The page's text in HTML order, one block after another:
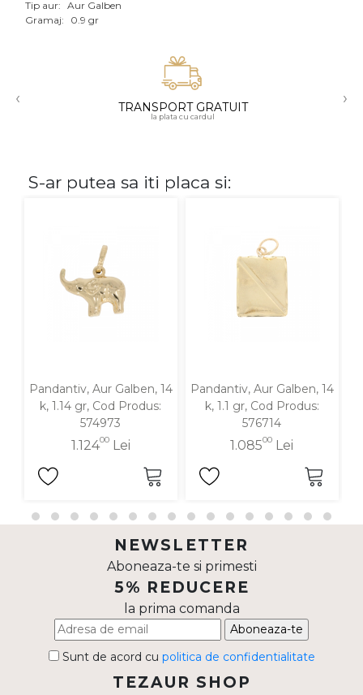
Aur roz
Cu pietre
Diamante
Tip aur: Aur Galben
Gramaj:
0.9 gr
‹ TRANSPORT GRATUIT
la plata cu cardul
›
S-ar putea sa iti placa si:
Pandantiv, Aur Galben, 14
k, 1.14 gr, Cod Produs:
574973
1.12400Lei
Pandantiv, Aur Galben, 14
k, 1.1 gr, Cod Produs:
576714
1.08500 Lei
NEWSLETTER
Aboneaza-te si primesti
5% REDUCERE
la prima comanda
Aboneaza-te
Sunt de acord cu politica de confidentialitate
TEZAUR SHOP